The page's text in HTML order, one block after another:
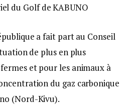
du Golf de KABUNO
a fait part au Conseil
de plus en plus
et pour les animaux à
du gaz carbonique
(Nord-Kivu).